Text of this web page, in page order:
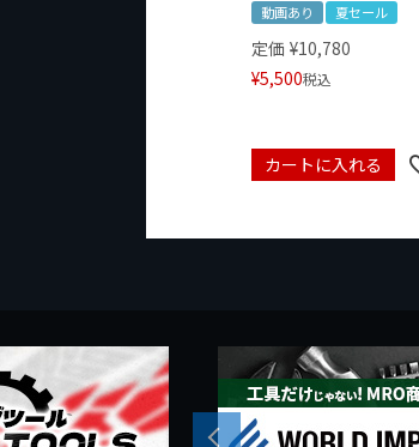
動画あり 夏セール
定価 ¥10,780
¥5,500税込
カートに入れる
Previous